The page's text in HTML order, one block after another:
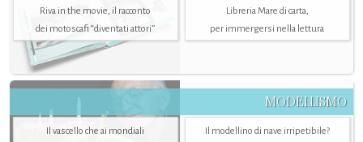
Riva in the movie, il racconto
dei motoscafi “diventati attori”
Libreria Mare di carta,
per immergersi nella lettura
MODELLISMO
Il vascello che ai mondiali
Il modellino di nave irripetibile?